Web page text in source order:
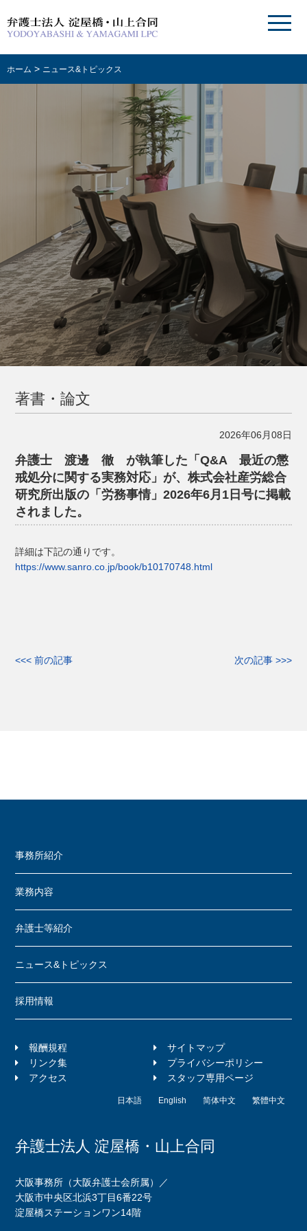
ホーム > ニュース&トピックス
著書・論文
2026年06月08日
弁護士 渡邊 徹 が執筆した「Q&A 最近の懲
戒処分に関する実務対応」が、株式会社産労総合
研究所出版の「労務事情」2026年6月1日号に掲載
されました。
詳細は下記の通りです。
https://www.sanro.co.jp/book/b10170748.html
<<< 前の記事 次の記事 >>>
事務所紹介
業務内容
弁護士等紹介
ニュース&トピックス
採用情報
報酬規程
サイトマップ
リンク集
プライバシーポリシー
アクセス
スタッフ専用ページ
日本語 English 简体中文 繁體中文
弁護士法人 淀屋橋・山上合同
大阪事務所（大阪弁護士会所属）／
大阪市中央区北浜3丁目6番22号
淀屋橋ステーションワン14階